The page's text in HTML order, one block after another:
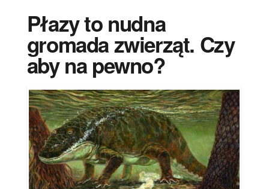
Płazy to nudna
gromada zwierząt. Czy
aby na pewno?